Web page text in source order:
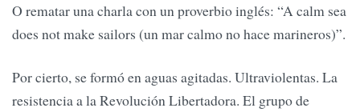
O rematar una charla con un proverbio inglés: “A calm sea
does not make sailors (un mar calmo no hace marineros)”.
Por cierto, se formó en aguas agitadas. Ultraviolentas. La
resistencia a la Revolución Libertadora. El grupo de